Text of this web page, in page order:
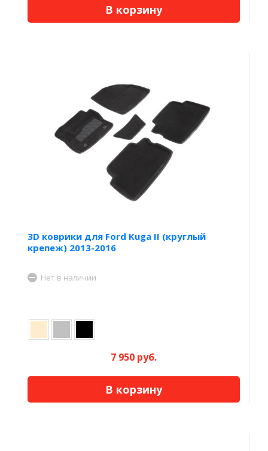
В корзину
3D коврики для Ford Kuga II (круглый
крепеж) 2013-2016
Нет в наличии
7 950 руб.
В корзину